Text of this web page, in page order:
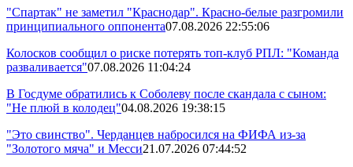
"Спартак" не заметил "Краснодар". Красно-белые разгромили
принципиального оппонента07.08.2026 22:55:06
Колосков сообщил о риске потерять топ-клуб РПЛ: "Команда
разваливается"07.08.2026 11:04:24
В Госдуме обратились к Соболеву после скандала с сыном:
"Не плюй в колодец"04.08.2026 19:38:15
"Это свинство". Черданцев набросился на ФИФА из-за
"Золотого мяча" и Месси21.07.2026 07:44:52